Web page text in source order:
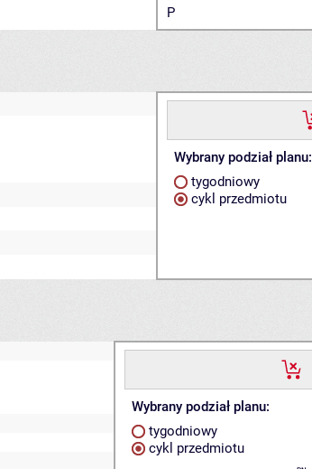
P
Wybrany podział planu:
tygodniowy
cykl przedmiotu
Wybrany podział planu:
tygodniowy
cykl przedmiotu